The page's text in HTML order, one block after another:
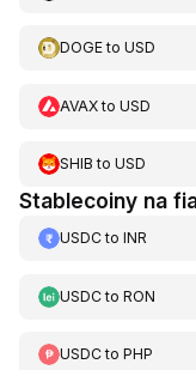
DOGEto USD
AVAXto USD
SHIB to USD
Stablecoiny na
USDCto INR
USDCto RON
USDCto PHP